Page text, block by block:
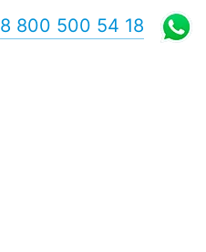
8 800 500 54 18